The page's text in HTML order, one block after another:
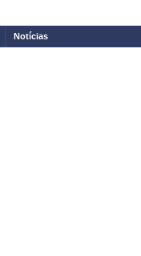
Notícias